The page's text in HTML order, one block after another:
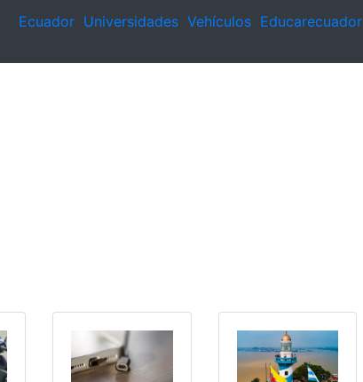
Ecuador Universidades Vehículos Educarecuador